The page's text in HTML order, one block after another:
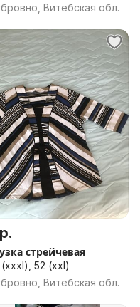
Витебская обл.
стрейчевая
52 (xxl)
Витебская обл.